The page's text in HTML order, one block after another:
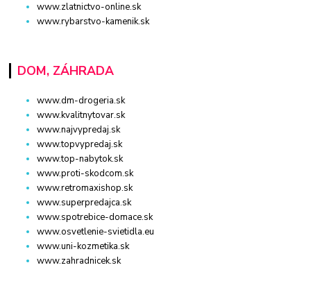
www.zlatnictvo-online.sk
www.rybarstvo-kamenik.sk
DOM, ZÁHRADA
www.dm-drogeria.sk
www.kvalitnytovar.sk
www.najvypredaj.sk
www.topvypredaj.sk
www.top-nabytok.sk
www.proti-skodcom.sk
www.retromaxishop.sk
www.superpredajca.sk
www.spotrebice-domace.sk
www.osvetlenie-svietidla.eu
www.uni-kozmetika.sk
www.zahradnicek.sk